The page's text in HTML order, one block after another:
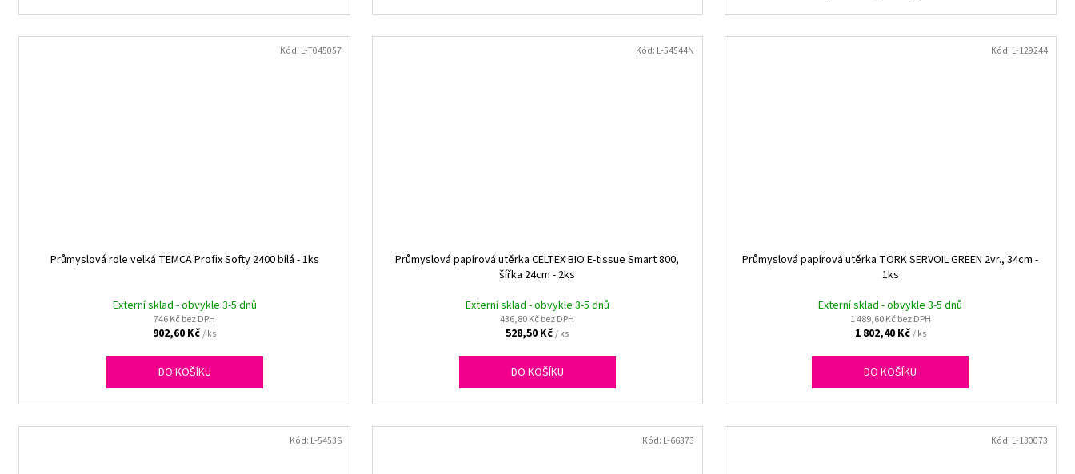
Průmyslová role velká TEMCA Profix Softy 2400 bílá - 1ks
Externí sklad - obvykle 3-5 dnů
746 Kč bez DPH
902,60 Kč/ ks
DO KOŠÍKU
Kód: L-T045057
Průmyslová papírová utěrka CELTEX BIO E-tissue Smart 800,
šířka 24cm - 2ks
Externí sklad - obvykle 3-5 dnů
436,80 Kč bez DPH
528,50 Kč/ ks
DO KOŠÍKU
Kód: L-54544N
Průmyslová papírová utěrka TORK SERVOIL GREEN 2vr., 34cm -
1ks
Externí sklad - obvykle 3-5 dnů
1 489,60 Kč bez DPH
1 802,40 Kč/ ks
DO KOŠÍKU
Kód: L-129244
Kód: L-5453S Kód: L-66373 Kód: L-130073